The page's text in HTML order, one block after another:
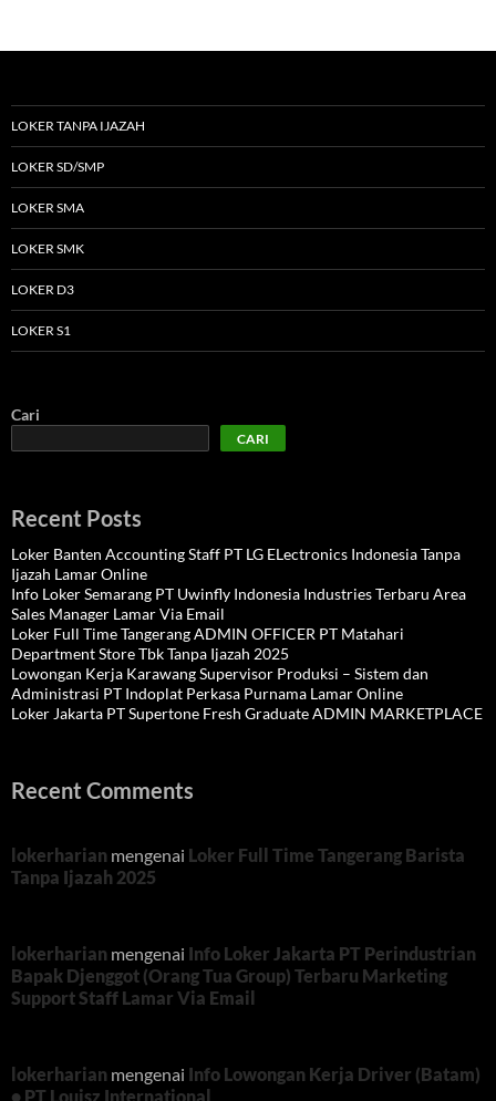
LOKER TANPA IJAZAH
LOKER SD/SMP
LOKER SMA
LOKER SMK
LOKER D3
LOKER S1
Cari
CARI
Recent Posts
Loker Banten Accounting Staff PT LG ELectronics Indonesia Tanpa
Ijazah Lamar Online
Info Loker Semarang PT Uwinfly Indonesia Industries Terbaru Area
Sales Manager Lamar Via Email
Loker Full Time Tangerang ADMIN OFFICER PT Matahari
Department Store Tbk Tanpa Ijazah 2025
Lowongan Kerja Karawang Supervisor Produksi – Sistem dan
Administrasi PT Indoplat Perkasa Purnama Lamar Online
Loker Jakarta PT Supertone Fresh Graduate ADMIN MARKETPLACE
Recent Comments
lokerharian mengenai Loker Full Time Tangerang Barista
Tanpa Ijazah 2025
lokerharian mengenai Info Loker Jakarta PT Perindustrian
Bapak Djenggot (Orang Tua Group) Terbaru Marketing
Support Staff Lamar Via Email
lokerharian mengenai Info Lowongan Kerja Driver (Batam)
• PT Louisz International